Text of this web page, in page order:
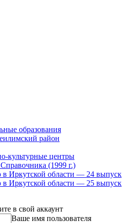
образования
район
культурные центры
(1999 г.)
в Иркутской области — 24 выпуск
в Иркутской области — 25 выпуск
в свой аккаунт
Ваше имя пользователя